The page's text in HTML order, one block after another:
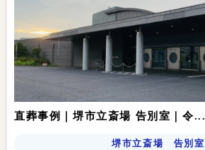
直葬事例｜堺市立斎場 告別室｜令...
堺市立斎場 告別室